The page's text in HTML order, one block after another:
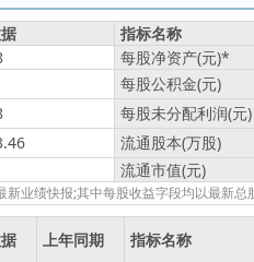
指标名称
每股净资产(元)*
每股公积金(元)
每股未分配利润(元)
流通股本(万股)
流通市值(元)
业绩快报;其中每股收益字段均以最新
上年同期
指标名称